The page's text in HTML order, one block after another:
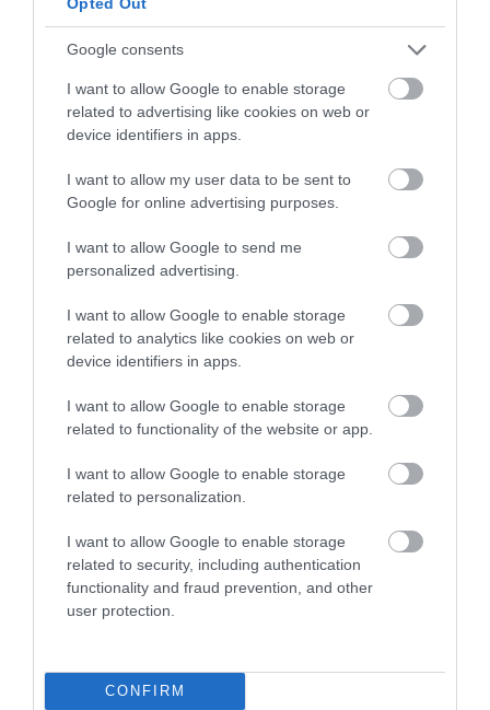
Google consents
I want to allow Google to enable storage
related to advertising like cookies on web or
device identifiers in apps.
I want to allow my user data to be sent to
Google for online advertising purposes.
I want to allow Google to send me
personalized advertising.
I want to allow Google to enable storage
related to analytics like cookies on web or
device identifiers in apps.
I want to allow Google to enable storage
related to functionality of the website or app.
I want to allow Google to enable storage
related to personalization.
I want to allow Google to enable storage
related to security, including authentication
functionality and fraud prevention, and other
user protection.
CONFIRM
varilla
cazo Prim Appety DeBuyer
termómetro digital de cocina
báscula digital de cocina
rejilla de enfriado
soplete de cocina
pincel de repostería
Este post contiene enlaces afiliados.
RECUERDA DISFRUTAR DE LOS DULCES CON
MODERACIÓN. EL AZÚCAR DEBE CONSUMIRSE
DIETA DIARIA PARA MANTENER UN ESTILO DE VIDA
SALUDABLE.